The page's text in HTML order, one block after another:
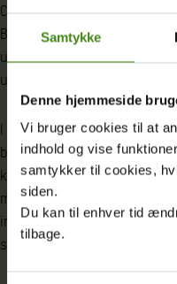
Samtykke
Denne hjemmeside
Vi bruger cookies til at
indhold og vise
samtykker til cookies,
siden.
Du kan til enhver tid
tilbage.
Christiansborg modtaget et
Brevet informerer om
udvikling og opretholdelse. I
uddannelsen af fremtidens
I udviklingslande er
bekæmpelsen af fattigdom.
kæmpe udfordring på
millioner lærere. Udviklingen
investeres i uddannelse til
starter med en god lærer.